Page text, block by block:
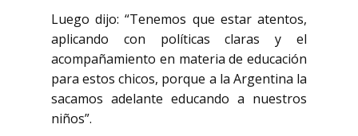
Luego dijo: “Tenemos que estar atentos,
aplicando con políticas claras y el
acompañamiento en materia de educación
para estos chicos, porque a la Argentina la
sacamos adelante educando a nuestros
niños”.